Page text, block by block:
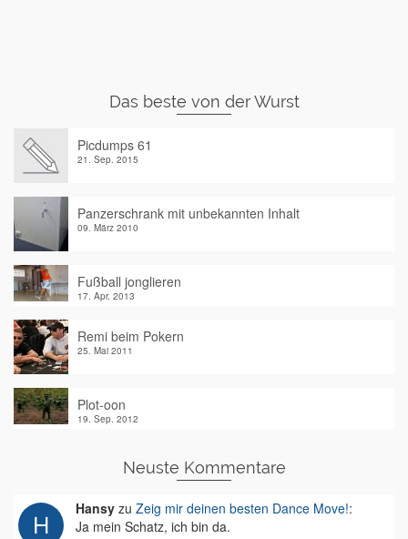
Das beste von der Wurst
Picdumps 61
21. Sep. 2015
Panzerschrank mit unbekannten Inhalt
09. März 2010
Fußball jonglieren
17. Apr. 2013
Remi beim Pokern
25. Mai 2011
Plot-oon
19. Sep. 2012
Neuste Kommentare
Hansy zu Zeig mir deinen besten Dance Move!:
Ja mein Schatz, ich bin da.